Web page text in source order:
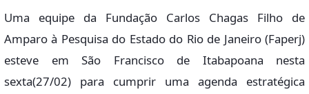
Uma equipe da Fundação Carlos Chagas Filho de
Amparo à Pesquisa do Estado do Rio de Janeiro (Faperj)
esteve em São Francisco de Itabapoana nesta
sexta(27/02) para cumprir uma agenda estratégica